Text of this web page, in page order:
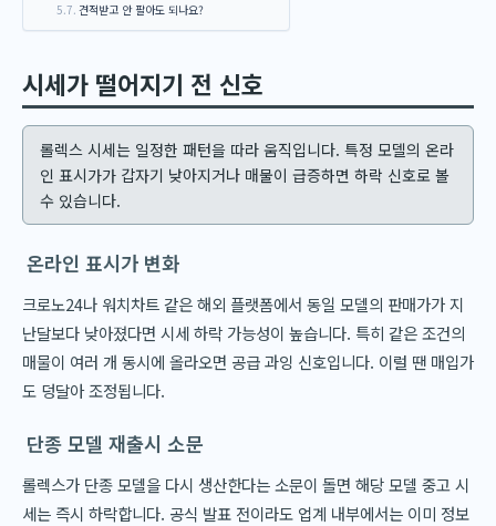
견적받고 안 팔아도 되나요?
시세가 떨어지기 전 신호
롤렉스 시세는 일정한 패턴을 따라 움직입니다. 특정 모델의 온라
인 표시가가 갑자기 낮아지거나 매물이 급증하면 하락 신호로 볼
수 있습니다.
온라인 표시가 변화
크로노24나 워치차트 같은 해외 플랫폼에서 동일 모델의 판매가가 지
난달보다 낮아졌다면 시세 하락 가능성이 높습니다. 특히 같은 조건의
매물이 여러 개 동시에 올라오면 공급 과잉 신호입니다. 이럴 땐 매입가
도 덩달아 조정됩니다.
단종 모델 재출시 소문
롤렉스가 단종 모델을 다시 생산한다는 소문이 돌면 해당 모델 중고 시
세는 즉시 하락합니다. 공식 발표 전이라도 업계 내부에서는 이미 정보